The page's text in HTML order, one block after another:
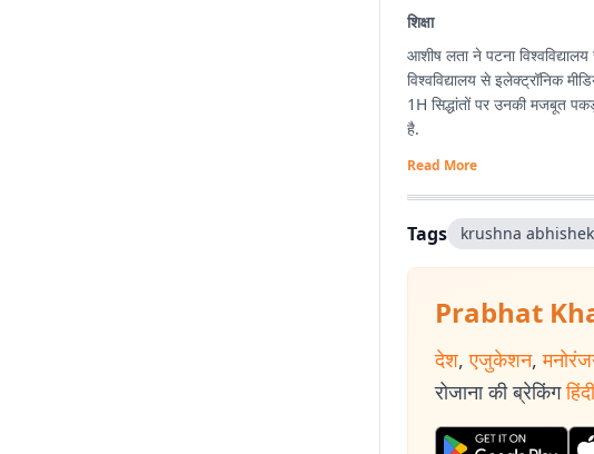
शिक्षा
आशीष लता ने पटना
विश्वविद्यालय से इलेक्ट्रॉनिक
1H सिद्धांतों पर उनकी मजबूत
है.
Read More
Tags krushna abhishek
Prabhat
देश, एजुकेशन,
रोजाना की ब्रेकिंग